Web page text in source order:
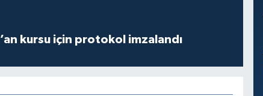
kursu için protokol imzalandı